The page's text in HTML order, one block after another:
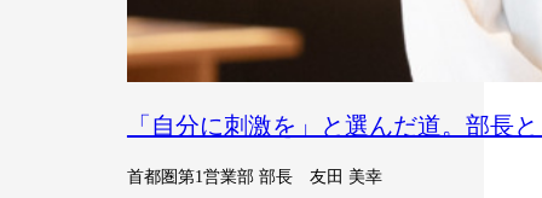
「自分に刺激を」と選んだ道。部長
首都圏第1営業部 部長 友田 美幸